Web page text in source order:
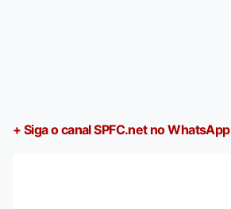
+ Siga o canal SPFC.net no WhatsApp